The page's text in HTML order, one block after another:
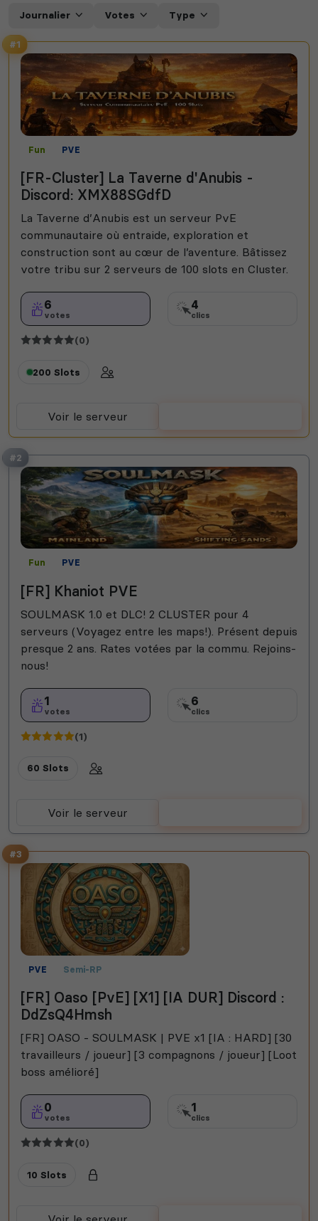
Journalier Votes Type
#1
Fun PVE
[FR-Cluster] La Taverne d'Anubis -
Discord: XMX88SGdfD
La Taverne d’Anubis est un serveur PvE
communautaire où entraide, exploration et
construction sont au cœur de l’aventure. Bâtissez
votre tribu sur 2 serveurs de 100 slots en Cluster.
6
votes
4
clics
(0)
200 Slots
Voir le serveur
#2
Fun PVE
[FR] Khaniot PVE
SOULMASK 1.0 et DLC! 2 CLUSTER pour 4
serveurs (Voyagez entre les maps!). Présent depuis
presque 2 ans. Rates votées par la commu. Rejoins-
nous!
1
votes
6
clics
(1)
60 Slots
Voir le serveur
#3
PVE Semi-RP
[FR] Oaso [PvE] [X1] [IA DUR] Discord :
DdZsQ4Hmsh
[FR] OASO - SOULMASK | PVE x1 [IA : HARD] [30
travailleurs / joueur] [3 compagnons / joueur] [Loot
boss amélioré]
0
votes
1
clics
(0)
10 Slots